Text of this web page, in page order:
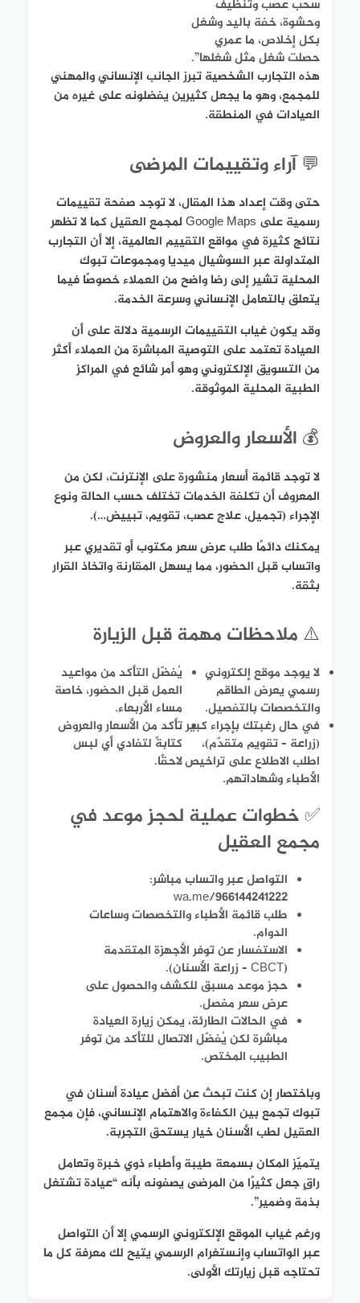
سحب عصب وتنظيف
وحشوة، خفة باليد وشغل
بكل إخلاص، ما عمري
حصلت شغل مثل شغلها”.
هذه التجارب الشخصية تبرز الجانب الإنساني والمهني
للمجمع، وهو ما يجعل كثيرين يفضلونه على غيره من
العيادات في المنطقة.
💬 آراء وتقييمات المرضى
حتى وقت إعداد هذا المقال، لا توجد صفحة تقييمات
رسمية على Google Maps لمجمع العقيل كما لا تظهر
نتائج كثيرة في مواقع التقييم العالمية، إلا أن التجارب
المتداولة عبر السوشيال ميديا ومجموعات تبوك
المحلية تشير إلى رضا واضح من العملاء خصوصًا فيما
يتعلق بالتعامل الإنساني وسرعة الخدمة.
وقد يكون غياب التقييمات الرسمية دلالة على أن
العيادة تعتمد على التوصية المباشرة من العملاء أكثر
من التسويق الإلكتروني وهو أمر شائع في المراكز
الطبية المحلية الموثوقة.
💰 الأسعار والعروض
لا توجد قائمة أسعار منشورة على الإنترنت، لكن من
المعروف أن تكلفة الخدمات تختلف حسب الحالة ونوع
الإجراء (تجميل، علاج عصب، تقويم، تبييض…).
يمكنك دائمًا طلب عرض سعر مكتوب أو تقديري عبر
واتساب قبل الحضور، مما يسهل المقارنة واتخاذ القرار
بثقة.
⚠️ ملاحظات مهمة قبل الزيارة
لا يوجد موقع إلكتروني
رسمي يعرض الطاقم
والتخصصات بالتفصيل.
يُفضّل التأكد من مواعيد
العمل قبل الحضور، خاصة
مساء الأربعاء.
في حال رغبتك بإجراء كبير
(زراعة – تقويم متقدّم)،
اطلب الاطلاع على تراخيص
الأطباء وشهاداتهم.
تأكد من الأسعار والعروض
كتابةً لتفادي أي لبس
لاحقًا.
✅ خطوات عملية لحجز موعد في
مجمع العقيل
التواصل عبر واتساب مباشر:
wa.me/966144241222
طلب قائمة الأطباء والتخصصات وساعات
الدوام.
الاستفسار عن توفر الأجهزة المتقدمة
(CBCT – زراعة الأسنان).
حجز موعد مسبق للكشف والحصول على
عرض سعر مفصل.
في الحالات الطارئة، يمكن زيارة العيادة
مباشرة لكن يُفضّل الاتصال للتأكد من توفر
الطبيب المختص.
وباختصار إن كنت تبحث عن أفضل عيادة أسنان في
تبوك تجمع بين الكفاءة والاهتمام الإنساني، فإن مجمع
العقيل لطب الأسنان خيار يستحق التجربة.
يتميّز المكان بسمعة طيبة وأطباء ذوي خبرة وتعامل
راقٍ جعل كثيرًا من المرضى يصفونه بأنه “عيادة تشتغل
بذمة وضمير”.
ورغم غياب الموقع الإلكتروني الرسمي إلا أن التواصل
عبر الواتساب وإنستغرام الرسمي يتيح لك معرفة كل ما
تحتاجه قبل زيارتك الأولى.